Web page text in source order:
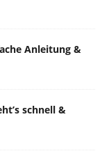
Anleitung &
schnell &